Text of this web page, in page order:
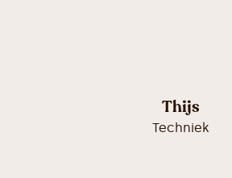
Thijs
Techniek